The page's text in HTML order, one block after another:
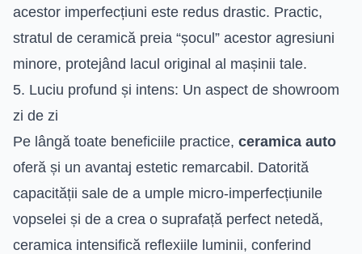
acestor imperfecțiuni este redus drastic. Practic,
stratul de ceramică preia “șocul” acestor agresiuni
minore, protejând lacul original al mașinii tale.
5. Luciu profund și intens: Un aspect de showroom
zi de zi
Pe lângă toate beneficiile practice, ceramica auto
oferă și un avantaj estetic remarcabil. Datorită
capacității sale de a umple micro-imperfecțiunile
vopselei și de a crea o suprafață perfect netedă,
ceramica intensifică reflexiile luminii, conferind